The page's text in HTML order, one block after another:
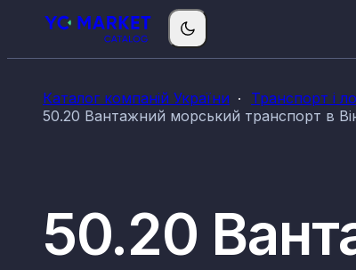
Каталог компаній України Транспорт і
50.20 Вантажний морський транспорт в
50.20